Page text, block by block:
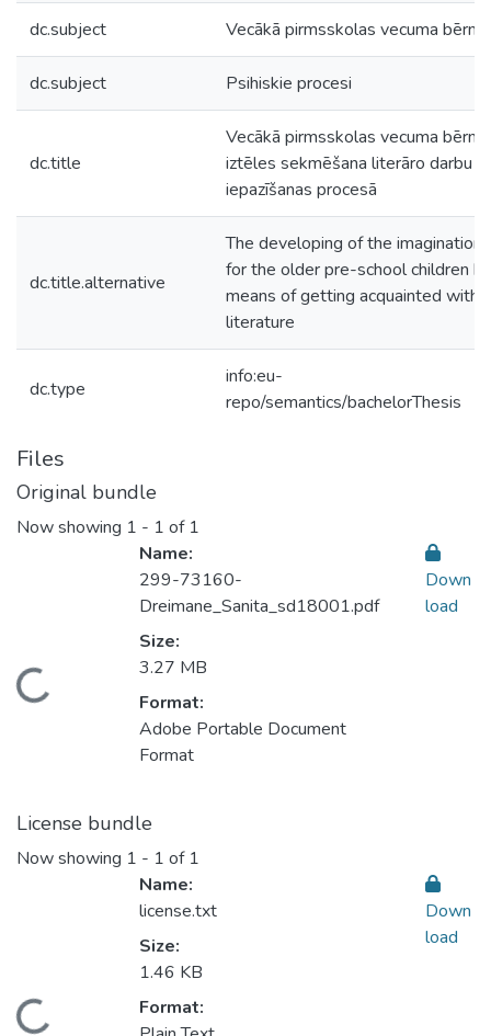
dc.subject Vecākā pirmsskolas vecuma bērni
dc.subject Psihiskie procesi
dc.title
Vecākā pirmsskolas vecuma bērnu
iztēles sekmēšana literāro darbu
iepazīšanas procesā
dc.title.alternative
The developing of the imagination
for the older pre-school children by
means of getting acquainted with
literature
dc.type
info:eu-
repo/semantics/bachelorThesis
Files
Original bundle
Now showing 1 - 1 of 1
Name:
299-73160-
Dreimane_Sanita_sd18001.pdf
Size:
3.27 MB
Format:
Adobe Portable Document
Format
Down
load
License bundle
Now showing 1 - 1 of 1
Name:
license.txt
Size:
1.46 KB
Format:
Down
load